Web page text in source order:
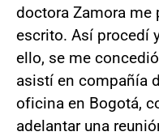
doctora Zamora me
escrito. Así procedí
ello, se me
asistí en compañía
oficina en Bogotá,
adelantar una